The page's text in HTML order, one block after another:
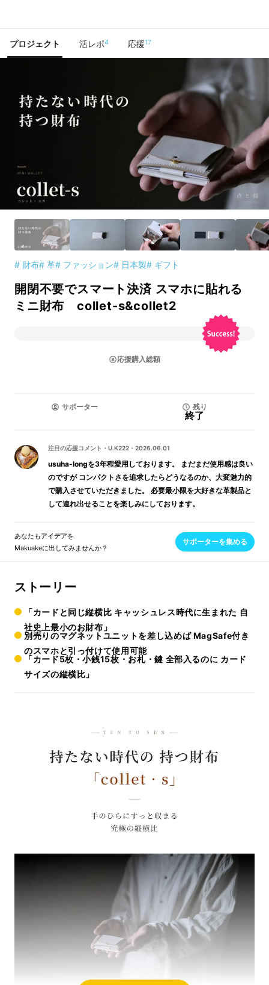
プロジェクト 活レポ4 応援17
# 財布# 革# ファッション# 日本製# ギフト
開閉不要でスマート決済 スマホに貼れる
ミニ財布 collet-s&collet2
応援購入総額
サポーター 残り
終了
注目の応援コメント ・ U.K222 ・ 2026.06.01
usuha-longを3年程愛用しております。 まだまだ使用感は良い
のですが コンパクトさを追求したらどうなるのか、大変魅力的
で購入させていただきました。 必要最小限を大好きな革製品と
して連れ出せることを楽しみにしております。
あなたもアイデアを
Makuakeに出してみませんか？
サポーターを集める
ストーリー
「カードと同じ縦横比 キャッシュレス時代に生まれた 自
社史上最小のお財布」
別売りのマグネットユニットを差し込めば MagSafe付き
のスマホと引っ付けて使用可能
「カード5枚・小銭15枚・お札・鍵 全部入るのに カード
サイズの縦横比」